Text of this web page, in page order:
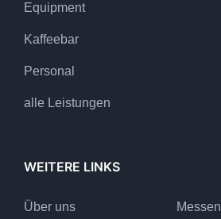
Equipment
Kaffeebar
Personal
alle Leistungen
WEITERE LINKS
Über uns Messen